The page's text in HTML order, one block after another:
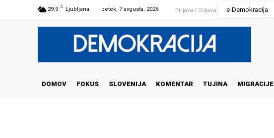
29.9 C Ljubljana petek, 7 avgusta, 2026 Prijava / Odjava e-Demokracija
DOMOV FOKUS SLOVENIJA KOMENTAR TUJINA MIGRACIJE